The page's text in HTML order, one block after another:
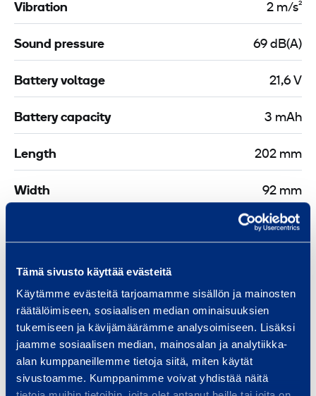
Tämä sivusto käyttää evästeitä
Käytämme evästeitä tarjoamamme sisällön ja mainosten
räätälöimiseen, sosiaalisen median ominaisuuksien
tukemiseen ja kävijämäärämme analysoimiseen. Lisäksi
jaamme sosiaalisen median, mainosalan ja analytiikka-
alan kumppaneillemme tietoja siitä, miten käytät
sivustoamme. Kumppanimme voivat yhdistää näitä
Vibration 2 m/s²
Sound pressure 69 dB(A)
Battery voltage 21,6 V
Battery capacity 3 mAh
Length 202 mm
Width 92 mm
234 mm
Safety
Similar products